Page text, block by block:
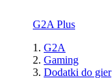
G2A Plus
G2A
Gaming
Dodatki do gier